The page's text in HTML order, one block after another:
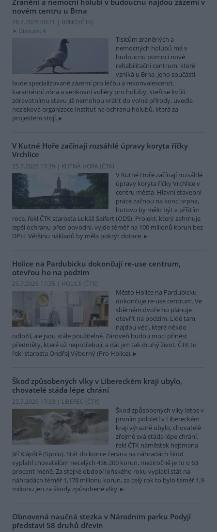
novém centru u Brna
26.7.2026 00:21 | BRNO (ČTK)
Diskuse: 4
Tisícům zraněných a
nemocných holubů má v
budoucnu pomoci nové
rehabilitační centrum, které
vzniká u Brna. Jeho součástí
bude specializované zázemí pro léčbu a rekonvalescenci,
karanténní zóna a venkovní voliéry pro holuby, kteří se kvůli
zdravotnímu stavu již nemohou vrátit do volné přírody, uvedla
nezisková organizace Institut na ochranu holubů, která za
projektem stojí.
V Kutné Hoře začínají rozsáhlé úpravy koryta říčky
Vrchlice
25.7.2026 17:39 | KUTNÁ HORA (ČTK)
V Kutné Hoře začínají rozsáhlé
úpravy koryta říčky Vrchlice v
centru města. Hlavní stavební
práce začnou na konci srpna,
hotovo by mělo být v příštím
roce, řekl ČTK starosta Lukáš Seifert (ODS). Projekt, který zahrnuje
lepší ochranu před povodní, vyjde téměř na 100 milionů korun bez
DPH. Většinu nákladů by měla pokrýt dotace.
Holice na Pardubicku dokončují re-use centrum,
otevřou ho na podzim
25.7.2026 17:35 | HOLICE (ČTK)
Město Holice na Pardubicku
dokončuje re-use centrum. Ve
sběrném dvoře ho plánuje
otevřít na podzim. Lidé tam
najdou věci, které někdo
odložil, ale jsou stále použitelné. Zároveň budou moci přinést
předměty, které už nepotřebují, a dát jim tak druhý život. ČTK to
řekl starosta Ondřej Výborný (Pro Holice).
Škod způsobených vlky v Libereckém kraji ubylo,
chovatelé stáda lépe chrání
25.7.2026 17:33 | LIBEREC (ČTK)
Škod způsobených vlky letos v
prvním pololetí v Libereckém
kraji výrazně ubylo, chovatelé
zřejmě svá stáda lépe chrání,
řekl ČTK náměstek hejtmana
Jiří Klápště (Spolu). Stát do konce června na náhradách škod
vyplatil chovatelům necelých 436 200 korun, meziročně je to o 63
procent méně. Za stejné období loňského roku vyplatil stát na
náhradách téměř 1,178 milionu korun, za celý rok to bylo téměř 1,9
milionu jen za škody způsobené vlky.
Obnovená naučná stezka v Národním parku Podyjí
představí 58 druhů dřevin